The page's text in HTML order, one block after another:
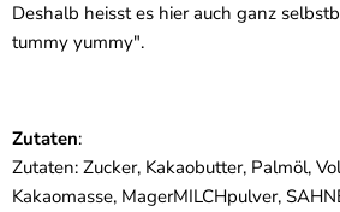
Deshalb heisst es hier auch ganz
tummy yummy".
Zutaten:
Zutaten: Zucker, Kakaobutter, Palmöl,
Kakaomasse, MagerMILCHpulver,